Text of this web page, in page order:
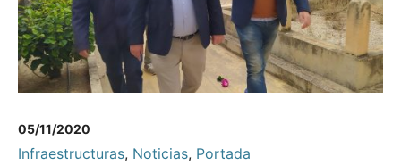
05/11/2020
Infraestructuras, Noticias, Portada